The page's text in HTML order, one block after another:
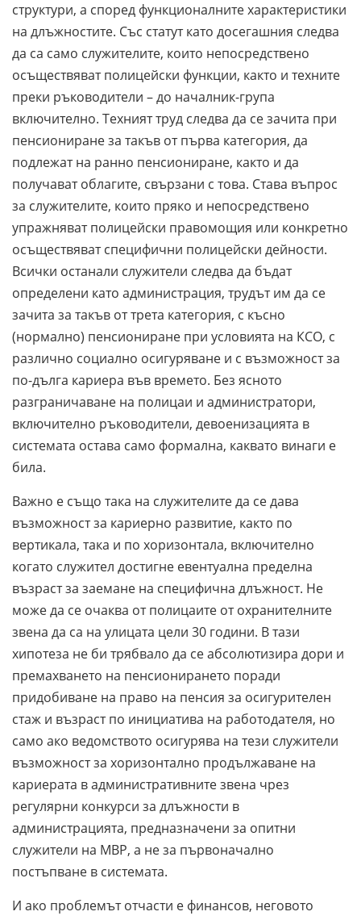
структури, а според функционалните характеристики
на длъжностите. Със статут като досегашния следва
да са само служителите, които непосредствено
осъществяват полицейски функции, както и техните
преки ръководители – до началник-група
включително. Техният труд следва да се зачита при
пенсиониране за такъв от първа категория, да
подлежат на ранно пенсиониране, както и да
получават облагите, свързани с това. Става въпрос
за служителите, които пряко и непосредствено
упражняват полицейски правомощия или конкретно
осъществяват специфични полицейски дейности.
Всички останали служители следва да бъдат
определени като администрация, трудът им да се
зачита за такъв от трета категория, с късно
(нормално) пенсиониране при условията на КСО, с
различно социално осигуряване и с възможност за
по-дълга кариера във времето. Без ясното
разграничаване на полицаи и администратори,
включително ръководители, девоенизацията в
системата остава само формална, каквато винаги е
била.
Важно е също така на служителите да се дава
възможност за кариерно развитие, както по
вертикала, така и по хоризонтала, включително
когато служител достигне евентуална пределна
възраст за заемане на специфична длъжност. Не
може да се очаква от полицаите от охранителните
звена да са на улицата цели 30 години. В тази
хипотеза не би трябвало да се абсолютизира дори и
премахването на пенсионирането поради
придобиване на право на пенсия за осигурителен
стаж и възраст по инициатива на работодателя, но
само ако ведомството осигурява на тези служители
възможност за хоризонтално продължаване на
кариерата в административните звена чрез
регулярни конкурси за длъжности в
администрацията, предназначени за опитни
служители на МВР, а не за първоначално
постъпване в системата.
И ако проблемът отчасти е финансов, неговото